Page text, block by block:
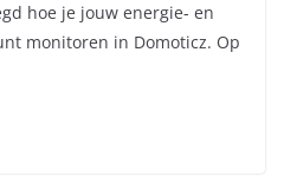
hoe je jouw energie- en
monitoren in Domoticz. Op